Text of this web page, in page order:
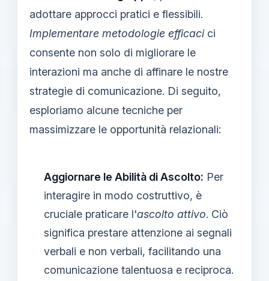
adottare approcci pratici e flessibili.
Implementare metodologie efficacici
consente non solo di migliorare le
interazioni ma anche di affinare le nostre
strategie di comunicazione. Di seguito,
esploriamo alcune tecniche per
massimizzare le opportunità relazionali:
Aggiornare le Abilità di Ascolto: Per
interagire in modo costruttivo, è
cruciale praticare l'ascolto attivo. Ciò
significa prestare attenzione ai segnali
verbali e non verbali, facilitando una
comunicazione talentuosa e reciproca.